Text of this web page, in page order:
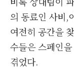
의 동료인 사비,
여전히 공간을
수들은 스페인
겪었다.